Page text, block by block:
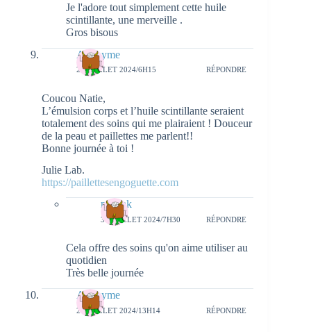
Je l'adore tout simplement cette huile
scintillante, une merveille .
Gros bisous
Anonyme
28 JUILLET 2024/6H15 RÉPONDRE
Coucou Natie,
L’émulsion corps et l’huile scintillante seraient
totalement des soins qui me plairaient ! Douceur
de la peau et paillettes me parlent!!
Bonne journée à toi !
Julie Lab.
https://paillettesengoguette.com
natieak
31 JUILLET 2024/7H30 RÉPONDRE
Cela offre des soins qu'on aime utiliser au
quotidien
Très belle journée
Anonyme
29 JUILLET 2024/13H14 RÉPONDRE